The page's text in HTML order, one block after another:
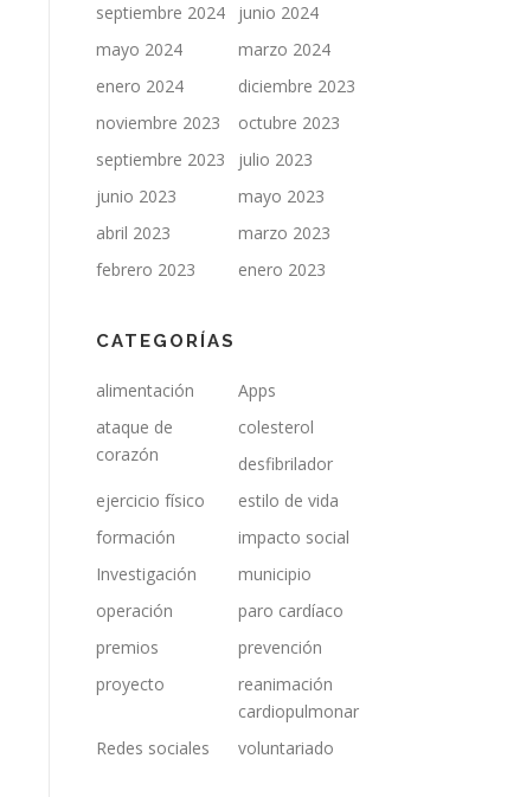
septiembre 2024
junio 2024
mayo 2024
marzo 2024
enero 2024
diciembre 2023
noviembre 2023
octubre 2023
septiembre 2023
julio 2023
junio 2023
mayo 2023
abril 2023
marzo 2023
febrero 2023
enero 2023
CATEGORÍAS
alimentación
Apps
ataque de
corazón
colesterol
desfibrilador
ejercicio físico
estilo de vida
formación
impacto social
Investigación
municipio
operación
paro cardíaco
premios
prevención
proyecto
reanimación
cardiopulmonar
Redes sociales
voluntariado